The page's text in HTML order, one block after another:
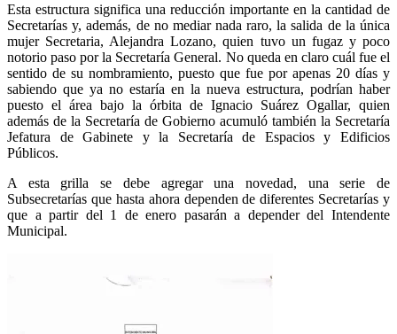
Esta estructura significa una reducción importante en la cantidad de
Secretarías y, además, de no mediar nada raro, la salida de la única
mujer Secretaria, Alejandra Lozano, quien tuvo un fugaz y poco
notorio paso por la Secretaría General. No queda en claro cuál fue el
sentido de su nombramiento, puesto que fue por apenas 20 días y
sabiendo que ya no estaría en la nueva estructura, podrían haber
puesto el área bajo la órbita de Ignacio Suárez Ogallar, quien
además de la Secretaría de Gobierno acumuló también la Secretaría
Jefatura de Gabinete y la Secretaría de Espacios y Edificios
Públicos.
A esta grilla se debe agregar una novedad, una serie de
Subsecretarías que hasta ahora dependen de diferentes Secretarías y
que a partir del 1 de enero pasarán a depender del Intendente
Municipal.